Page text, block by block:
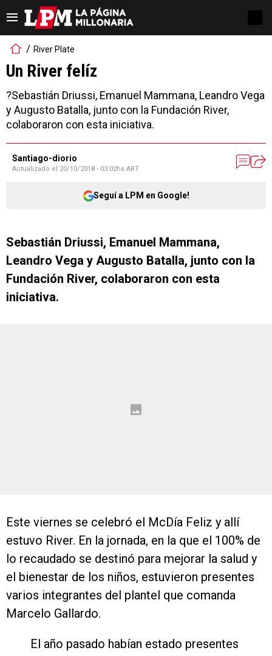
River Plate
Un River felíz
?Sebastián Driussi, Emanuel Mammana, Leandro Vega
y Augusto Batalla, junto con la Fundación River,
colaboraron con esta iniciativa.
Santiago-diorio
Actualizado el 20/10/2018 - 03:02hs ART
Seguí a LPM en Google!
Sebastián Driussi, Emanuel Mammana,
Leandro Vega y Augusto Batalla, junto con la
Fundación River, colaboraron con esta
iniciativa.
Este viernes se celebró el McDía Feliz y allí
estuvo River. En la jornada, en la que el 100% de
lo recaudado se destinó para mejorar la salud y
el bienestar de los niños, estuvieron presentes
varios integrantes del plantel que comanda
Marcelo Gallardo.
El año pasado habían estado presentes